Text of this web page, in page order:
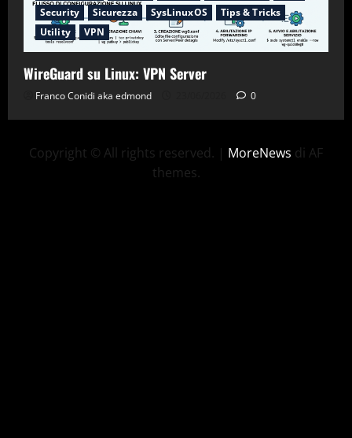
Security
Sicurezza SysLinuxOS
Tips & Tricks
Utility
VPN
WireGuard su Linux: VPN Server
Franco Conidi aka edmond 0
Copyright © All rights reserved. | MoreNews di AF
themes.